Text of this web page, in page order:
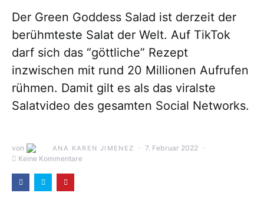
Der Green Goddess Salad ist derzeit der
berühmteste Salat der Welt. Auf TikTok
darf sich das “göttliche” Rezept
inzwischen mit rund 20 Millionen Aufrufen
rühmen. Damit gilt es als das viralste
Salatvideo des gesamten Social Networks.
von ANA KAREN JIMENEZ
7. Februar 2022
Keine Kommentare